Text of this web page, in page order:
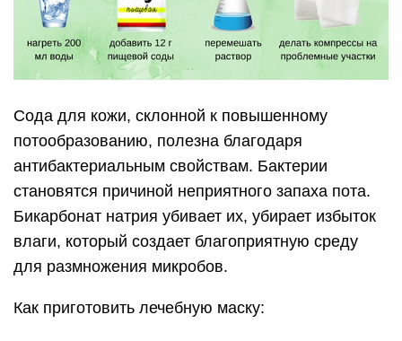
Сода для кожи, склонной к повышенному
потообразованию, полезна благодаря
антибактериальным свойствам. Бактерии
становятся причиной неприятного запаха пота.
Бикарбонат натрия убивает их, убирает избыток
влаги, который создает благоприятную среду
для размножения микробов.
Как приготовить лечебную маску: